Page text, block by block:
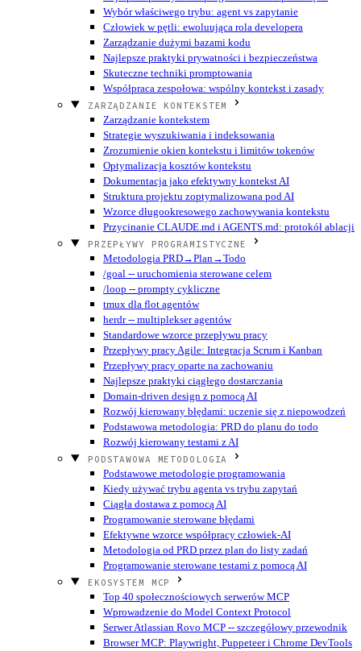
Wybór właściwego trybu: agent vs zapytanie
Człowiek w pętli: ewoluująca rola developera
Zarządzanie dużymi bazami kodu
Najlepsze praktyki prywatności i bezpieczeństwa
Skuteczne techniki promptowania
Współpraca zespołowa: wspólny kontekst i zasady
ZARZĄDZANIE KONTEKSTEM
Zarządzanie kontekstem
Strategie wyszukiwania i indeksowania
Zrozumienie okien kontekstu i limitów tokenów
Optymalizacja kosztów kontekstu
Dokumentacja jako efektywny kontekst AI
Struktura projektu zoptymalizowana pod AI
Wzorce długookresowego zachowywania kontekstu
Przycinanie CLAUDE.md i AGENTS.md: protokół ablacji
PRZEPŁYWY PROGRAMISTYCZNE
Metodologia PRD→Plan→Todo
/goal -- uruchomienia sterowane celem
/loop -- prompty cykliczne
tmux dla flot agentów
herdr -- multiplekser agentów
Standardowe wzorce przepływu pracy
Przepływy pracy Agile: Integracja Scrum i Kanban
Przepływy pracy oparte na zachowaniu
Najlepsze praktyki ciągłego dostarczania
Domain-driven design z pomocą AI
Rozwój kierowany błędami: uczenie się z niepowodzeń
Podstawowa metodologia: PRD do planu do todo
Rozwój kierowany testami z AI
PODSTAWOWA METODOLOGIA
Podstawowe metodologie programowania
Kiedy używać trybu agenta vs trybu zapytań
Ciągła dostawa z pomocą AI
Programowanie sterowane błędami
Efektywne wzorce współpracy człowiek-AI
Metodologia od PRD przez plan do listy zadań
Programowanie sterowane testami z pomocą AI
EKOSYSTEM MCP
Top 40 społecznościowych serwerów MCP
Wprowadzenie do Model Context Protocol
Serwer Atlassian Rovo MCP -- szczegółowy przewodnik
Browser MCP: Playwright, Puppeteer i Chrome DevTools